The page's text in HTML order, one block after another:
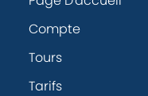
Compte
Tours
Tarifs